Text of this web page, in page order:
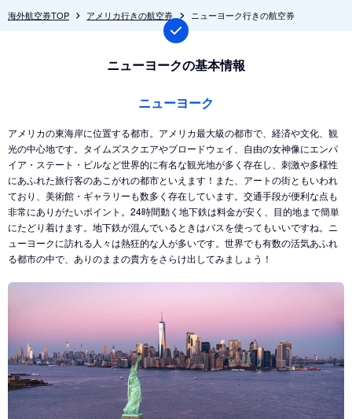
海外航空券TOP アメリカ行きの航空券 ニューヨーク行きの航空券
ニューヨークの基本情報
ニューヨーク
アメリカの東海岸に位置する都市。アメリカ最大級の都市で、経済や文化、観
光の中心地です。タイムズスクエアやブロードウェイ、自由の女神像にエンパ
イア・ステート・ビルなど世界的に有名な観光地が多く存在し、刺激や多様性
にあふれた旅行客のあこがれの都市といえます！また、アートの街ともいわれ
ており、美術館・ギャラリーも数多く存在しています。交通手段が便利な点も
非常にありがたいポイント。24時間動く地下鉄は料金が安く、目的地まで簡単
にたどり着けます。地下鉄が混んでいるときはバスを使ってもいいですね。ニ
ューヨークに訪れる人々は熱狂的な人が多いです。世界でも有数の活気あふれ
る都市の中で、ありのままの貴方をさらけ出してみましょう！